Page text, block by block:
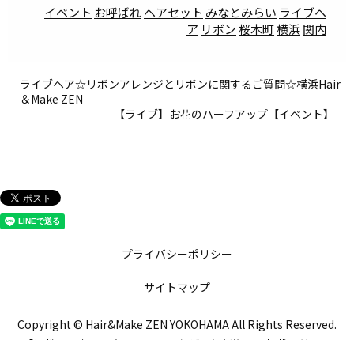
イベント お呼ばれヘアセット みなとみらい ライブヘ
ア リボン桜木町横浜関内
ライブヘア☆リボンアレンジとリボンに関するご質問☆横浜Hair
＆Make ZEN
【ライブ】お花のハーフアップ【イベント】
プライバシーポリシー
サイトマップ
Copyright © Hair&Make ZEN YOKOHAMA All Rights Reserved.